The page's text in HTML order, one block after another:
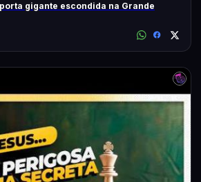
gigante escondida na Grande